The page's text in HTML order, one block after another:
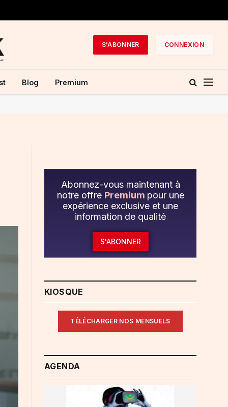
S'ABONNER CONNEXION
Blog Premium
Abonnez-vous maintenant à
notre offre Premium pour une
expérience exclusive et une
information de qualité
S'ABONNER
KIOSQUE
TÉLÉCHARGER NOS MENSUELS
AGENDA